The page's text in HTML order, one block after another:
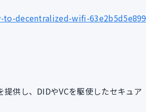
decentralized-wifi-63e2b5d5e899
供し、DIDやVCを駆使したセキュア